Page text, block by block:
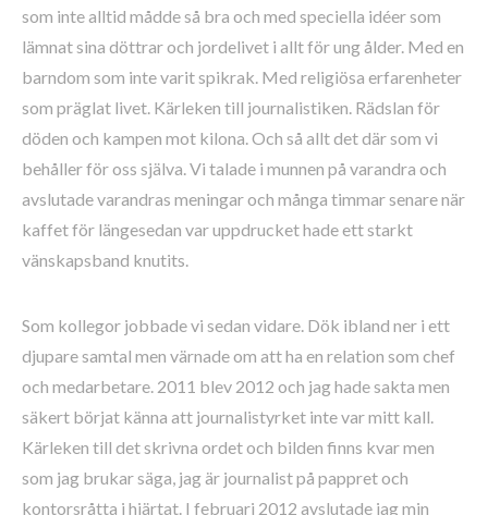
som inte alltid mådde så bra och med speciella idéer som
lämnat sina döttrar och jordelivet i allt för ung ålder. Med en
barndom som inte varit spikrak. Med religiösa erfarenheter
som präglat livet. Kärleken till journalistiken. Rädslan för
döden och kampen mot kilona. Och så allt det där som vi
behåller för oss själva. Vi talade i munnen på varandra och
avslutade varandras meningar och många timmar senare när
kaffet för längesedan var uppdrucket hade ett starkt
vänskapsband knutits.
Som kollegor jobbade vi sedan vidare. Dök ibland ner i ett
djupare samtal men värnade om att ha en relation som chef
och medarbetare. 2011 blev 2012 och jag hade sakta men
säkert börjat känna att journalistyrket inte var mitt kall.
Kärleken till det skrivna ordet och bilden finns kvar men
som jag brukar säga, jag är journalist på pappret och
kontorsråtta i hjärtat. I februari 2012 avslutade jag min